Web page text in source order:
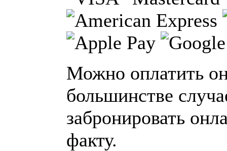
Можно оплатить
большинстве
забронировать
факту.